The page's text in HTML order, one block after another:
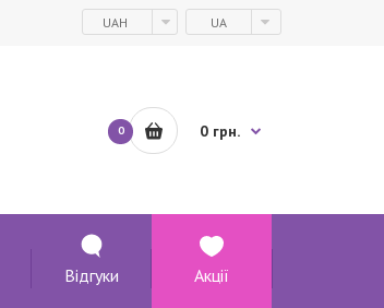
UAH UA
0 0 грн.
Відгуки Акції